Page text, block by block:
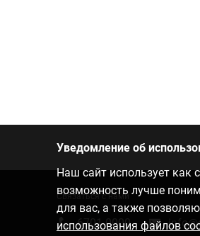
Уведомление об
Наш сайт использует
возможность лучше
для вас, а также
использования файлов
Связаться с нами
6701 0000